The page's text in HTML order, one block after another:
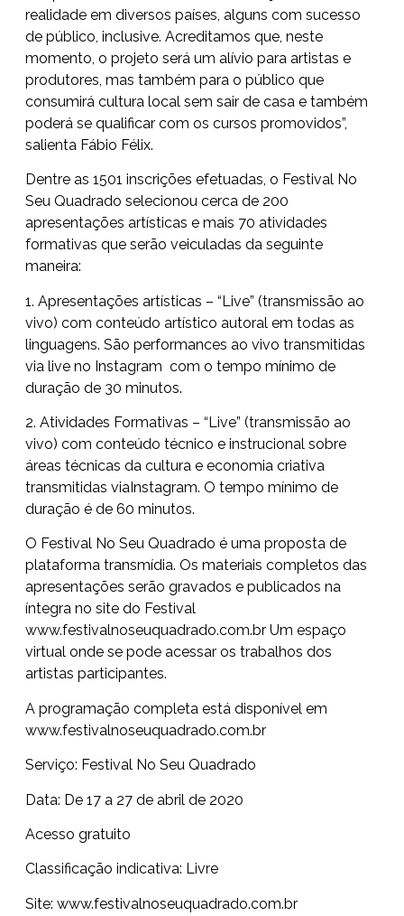
realidade em diversos países, alguns com sucesso
de público, inclusive. Acreditamos que, neste
momento, o projeto será um alívio para artistas e
produtores, mas também para o público que
consumirá cultura local sem sair de casa e também
poderá se qualificar com os cursos promovidos”,
salienta Fábio Félix.
Dentre as 1501 inscrições efetuadas, o Festival No
Seu Quadrado selecionou cerca de 200
apresentações artísticas e mais 70 atividades
formativas que serão veiculadas da seguinte
maneira:
1. Apresentações artísticas – “Live” (transmissão ao
vivo) com conteúdo artístico autoral em todas as
linguagens. São performances ao vivo transmitidas
via live no Instagram com o tempo mínimo de
duração de 30 minutos.
2. Atividades Formativas – “Live” (transmissão ao
vivo) com conteúdo técnico e instrucional sobre
áreas técnicas da cultura e economia criativa
transmitidas viaInstagram. O tempo mínimo de
duração é de 60 minutos.
O Festival No Seu Quadrado é uma proposta de
plataforma transmídia. Os materiais completos das
apresentações serão gravados e publicados na
íntegra no site do Festival
www.festivalnoseuquadrado.com.br Um espaço
virtual onde se pode acessar os trabalhos dos
artistas participantes.
A programação completa está disponível em
www.festivalnoseuquadrado.com.br
Serviço: Festival No Seu Quadrado
Data: De 17 a 27 de abril de 2020
Acesso gratuito
Classificação indicativa: Livre
Site: www.festivalnoseuquadrado.com.br